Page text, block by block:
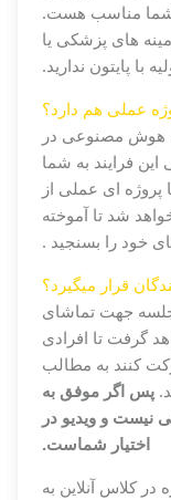
شما مناسب هست.
های پزشکی یا
با پایتون ندارید.
عملی هم دارد؟
هوش مصنوعی در
فرایند به شما
ای عملی از
شد تا آموخته
خود را بسنجید .
قرار میگیرد؟
جلسه جهت تماشای
گرفت تا افرادی
کنند به مطالب
پس اگر موفق به
نیست و ویدیو در
اختیار شماست.
کلاس آنلاین به